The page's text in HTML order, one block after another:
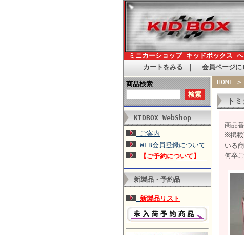
ミニカーショップ キッドボックス へ
カートをみる
会員ページに
商品検索
KIDBOX WebShop
ご案内
WEB会員登録について
【ご予約について】
新製品・予約品
新製品リスト
HOME >
ト
商品
※掲載
いる
何卒